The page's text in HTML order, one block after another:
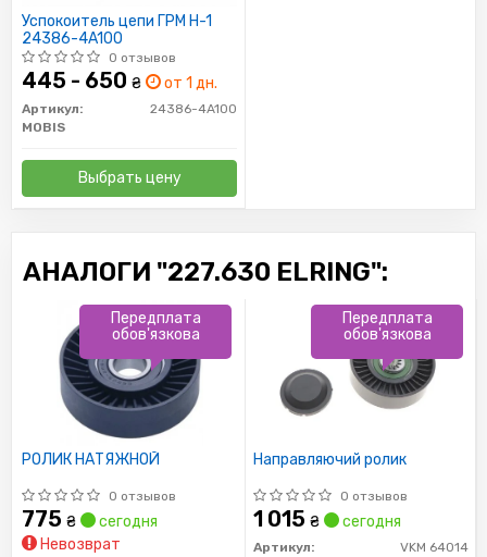
Успокоитель цепи ГРМ H-1
24386-4A100
0 отзывов
445 - 650 ₴ от 1 дн.
Артикул:
24386-4A100
MOBIS
Выбрать цену
АНАЛОГИ "227.630 ELRING":
РОЛИК НАТЯЖНОЙ
0 отзывов
775 ₴
сегодня
Невозврат
Передплата
обов'язкова
Направляючий ролик
0 отзывов
1 015 ₴ сегодня
Артикул:
VKM 64014
Передплата
обов'язкова